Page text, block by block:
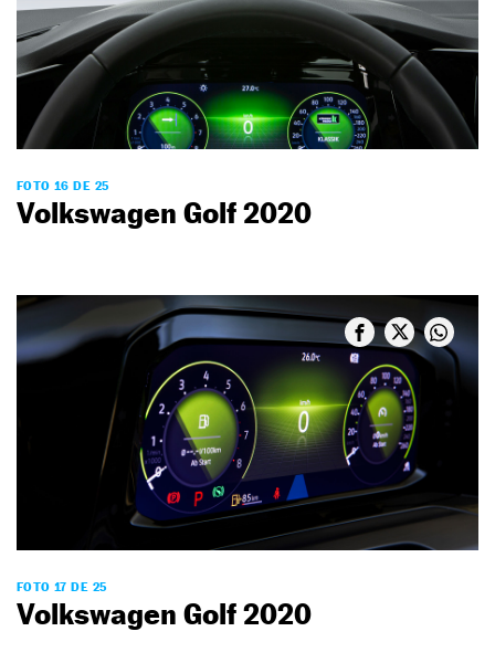
FOTO 16 DE 25
Volkswagen Golf 2020
FOTO 17 DE 25
Volkswagen Golf 2020